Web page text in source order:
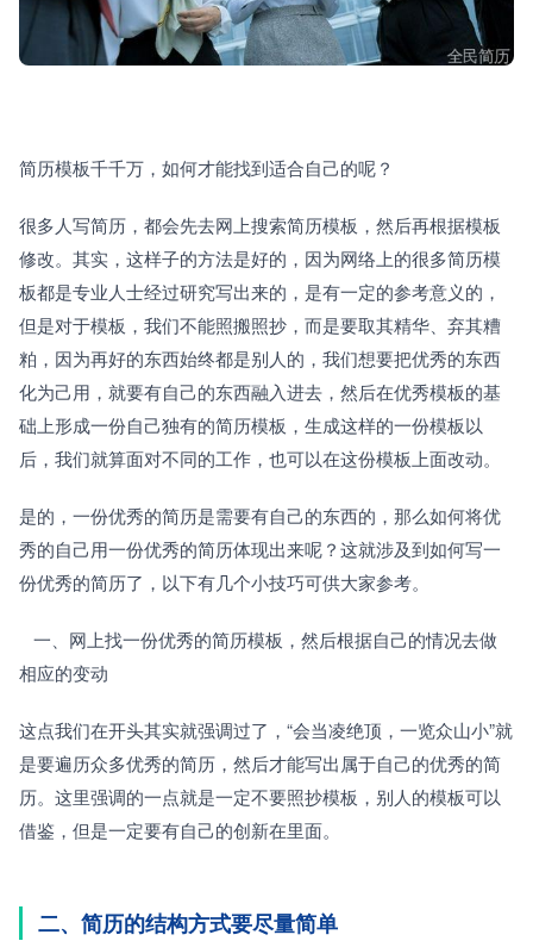
简历模板千千万，如何才能找到适合自己的呢？
很多人写简历，都会先去网上搜索简历模板，然后再根据模板
修改。其实，这样子的方法是好的，因为网络上的很多简历模
板都是专业人士经过研究写出来的，是有一定的参考意义的，
但是对于模板，我们不能照搬照抄，而是要取其精华、弃其糟
粕，因为再好的东西始终都是别人的，我们想要把优秀的东西
化为己用，就要有自己的东西融入进去，然后在优秀模板的基
础上形成一份自己独有的简历模板，生成这样的一份模板以
后，我们就算面对不同的工作，也可以在这份模板上面改动。
是的，一份优秀的简历是需要有自己的东西的，那么如何将优
秀的自己用一份优秀的简历体现出来呢？这就涉及到如何写一
份优秀的简历了，以下有几个小技巧可供大家参考。
相应的变动
这点我们在开头其实就强调过了，“会当凌绝顶，一览众山小”就
是要遍历众多优秀的简历，然后才能写出属于自己的优秀的简
历。这里强调的一点就是一定不要照抄模板，别人的模板可以
借鉴，但是一定要有自己的创新在里面。
二、简历的结构方式要尽量简单